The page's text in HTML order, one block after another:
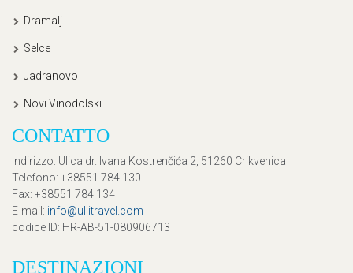
Dramalj
Selce
Jadranovo
Novi Vinodolski
CONTATTO
Indirizzo: Ulica dr. Ivana Kostrenčića 2, 51260 Crikvenica
Telefono: +38551 784 130
Fax: +38551 784 134
E-mail : info@ullitravel.com
codice ID: HR-AB-51-080906713
DESTINAZIONI